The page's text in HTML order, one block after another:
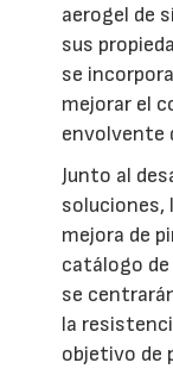
aerogel de
sus
se
mejorar el
envolvente
Junto al
soluciones,
mejora de
catálogo
se
la
objetivo de